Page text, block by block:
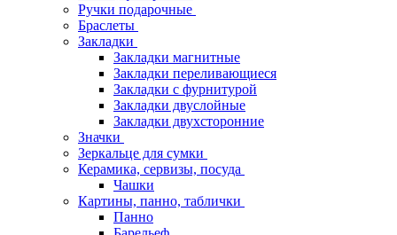
Ручки подарочные
Браслеты
Закладки
Закладки магнитные
Закладки переливающиеся
Закладки с фурнитурой
Закладки двуслойные
Закладки двухсторонние
Значки
Зеркальце для сумки
Керамика, сервизы, посуда
Чашки
Картины, панно, таблички
Панно